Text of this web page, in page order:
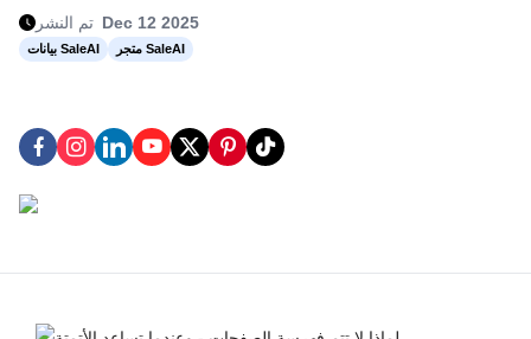
تم النشر Dec 12 2025
بيانات SaleAI متجر SaleAI